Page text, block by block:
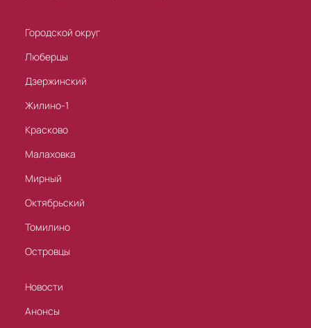
Городской округ
Люберцы
Дзержинский
Жилино-1
Красково
Малаховка
Мирный
Октябрьский
Томилино
Островцы
Новости
Анонсы